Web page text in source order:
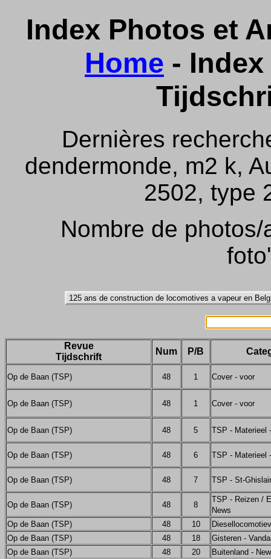
Index Photos et
Home -
Dernières
dendermonde, m2 k,
2502, type
Nombre de
Revue
Tijdschrift
Num P/B
Op de Baan (TSP) 48 1 Cover - voor
Op de Baan (TSP) 48 1 Cover - voor
Op de Baan (TSP) 48 5 TSP - Materieel
Op de Baan (TSP) 48 6 TSP - Materieel
Op de Baan (TSP) 48 7 TSP - St-
Op de Baan (TSP) 48 8
TSP - Reizen /
News
Op de Baan (TSP)
48 10
Op de Baan (TSP)
48 18
Gisteren -
Op de Baan (TSP)
48 20
Buitenland -